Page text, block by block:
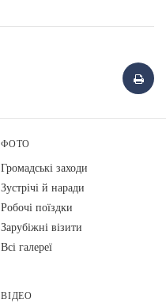
ФОТО
Громадські заходи
Зустрічі й наради
Робочі поїздки
Зарубіжні візити
Всі галереї
ВІДЕО